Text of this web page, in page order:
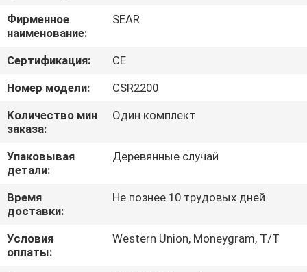
О
КОМПАНИИ
НАША
ФАБРИКА
КОНТРОЛЬ
КАЧЕСТВА
КОНТАКТНЫЕ
ДАННЫЕ
Фирменное
наименование:
SEAR
Сертификация:
CE
Номер модели:
CSR2200
Количество мин
заказа:
Один комплект
Упаковывая
детали:
Деревянные случай
Время
доставки:
Не познее 10 трудовых дней
Условия
оплаты:
Western Union, Moneygram, T/T